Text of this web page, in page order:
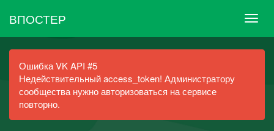
ВПОСТЕР
Ошибка VK API #5
Недействительный access_token! Администратору
сообщества нужно авторизоваться на сервисе
повторно.